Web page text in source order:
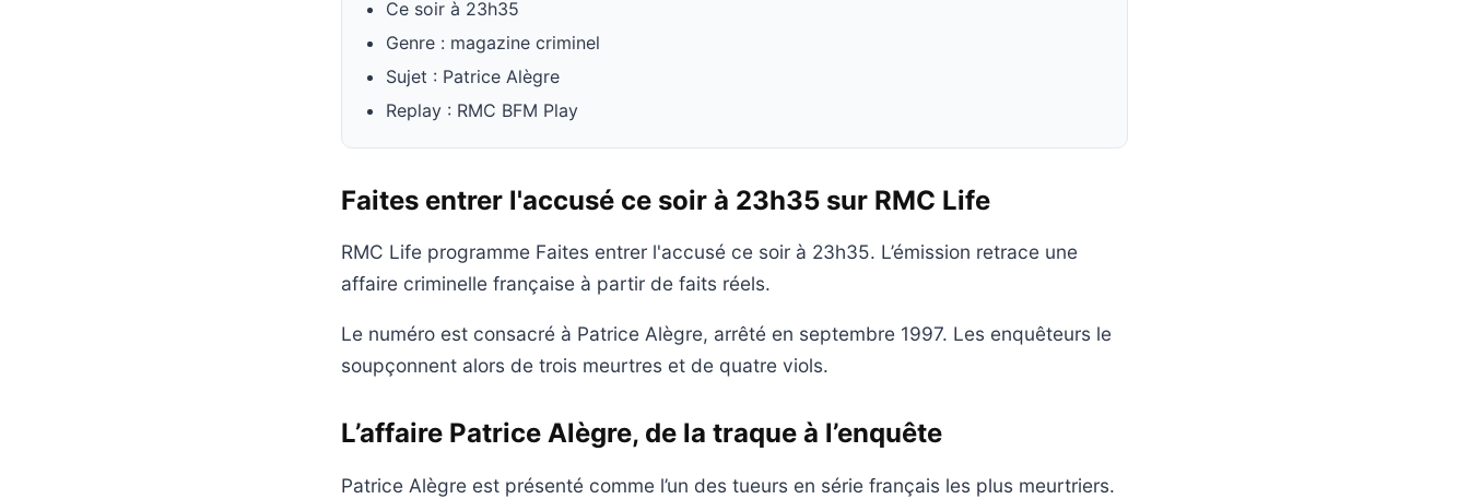
Ce soir à 23h35
Genre : magazine criminel
Sujet : Patrice Alègre
Replay : RMC BFM Play
Faites entrer l'accusé ce soir à 23h35 sur RMC Life
RMC Life programme Faites entrer l'accusé ce soir à 23h35. L’émission retrace une
affaire criminelle française à partir de faits réels.
Le numéro est consacré à Patrice Alègre, arrêté en septembre 1997. Les enquêteurs le
soupçonnent alors de trois meurtres et de quatre viols.
L’affaire Patrice Alègre, de la traque à l’enquête
Patrice Alègre est présenté comme l’un des tueurs en série français les plus meurtriers.